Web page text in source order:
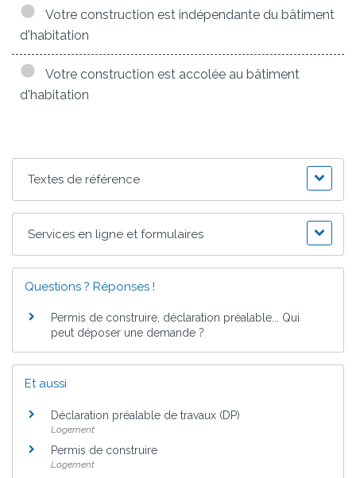
Votre construction est indépendante du bâtiment
d'habitation
Votre construction est accolée au bâtiment
d'habitation
Textes de référence
Services en ligne et formulaires
Questions ? Réponses !
Permis de construire, déclaration préalable... Qui
peut déposer une demande ?
Et aussi
Déclaration préalable de travaux (DP)
Logement
Permis de construire
Logement